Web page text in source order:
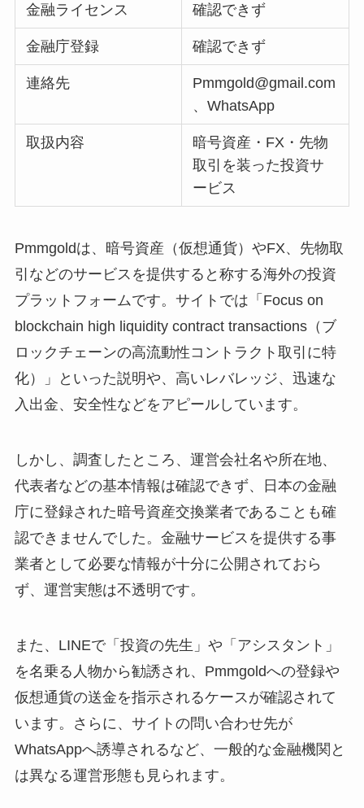
金融ライセンス 確認できず
金融庁登録 確認できず
連絡先
Pmmgold@gmail.com
、WhatsApp
取扱内容
暗号資産・FX・先物
取引を装った投資サ
ービス
Pmmgoldは、暗号資産（仮想通貨）やFX、先物取
引などのサービスを提供すると称する海外の投資
プラットフォームです。サイトでは「Focus on
blockchain high liquidity contract transactions（ブ
ロックチェーンの高流動性コントラクト取引に特
化）」といった説明や、高いレバレッジ、迅速な
入出金、安全性などをアピールしています。
しかし、調査したところ、運営会社名や所在地、
代表者などの基本情報は確認できず、日本の金融
庁に登録された暗号資産交換業者であることも確
認できませんでした。金融サービスを提供する事
業者として必要な情報が十分に公開されておら
ず、運営実態は不透明です。
また、LINEで「投資の先生」や「アシスタント」
を名乗る人物から勧誘され、Pmmgoldへの登録や
仮想通貨の送金を指示されるケースが確認されて
います。さらに、サイトの問い合わせ先が
WhatsAppへ誘導されるなど、一般的な金融機関と
は異なる運営形態も見られます。